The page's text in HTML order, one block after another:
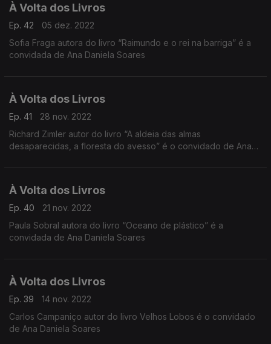
À Volta dos Livros
Ep. 42
05 dez. 2022
Sofia Fraga autora do livro “Raimundo e o rei na barriga” é a
convidada de Ana Daniela Soares
À Volta dos Livros
Ep. 41
28 nov. 2022
Richard Zimler autor do livro “A aldeia das almas
desaparecidas, a floresta do avesso” é o convidado de Ana
À Volta dos Livros
Ep. 40
21 nov. 2022
Paula Sobral autora do livro “Oceano de plástico” é a
convidada de Ana Daniela Soares
À Volta dos Livros
Ep. 39
14 nov. 2022
Carlos Campaniço autor do livro Velhos Lobos é o convidado
de Ana Daniela Soares